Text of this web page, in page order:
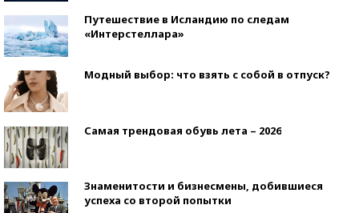
Путешествие в Исландию по следам
«Интерстеллара»
Модный выбор: что взять с собой в отпуск?
Самая трендовая обувь лета – 2026
Знаменитости и бизнесмены, добившиеся
успеха со второй попытки